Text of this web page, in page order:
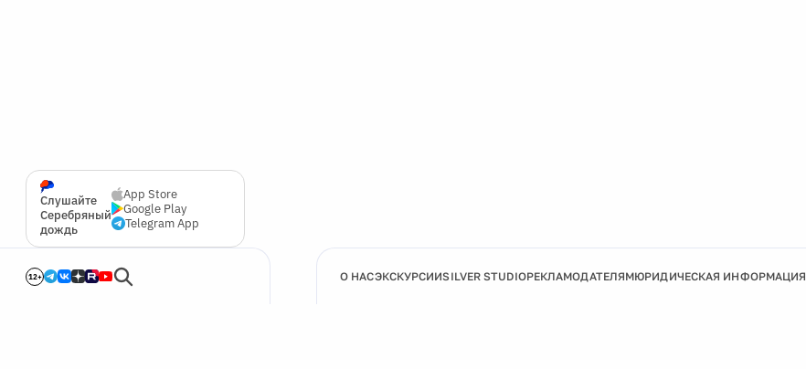
Слушайте
Серебряный
дождь
App Store
Google Play
Telegram App
12+ О НАСЭКСКУРСИИSILVER STUDIOРЕКЛАМОДАТЕЛЯМЮРИДИЧЕСКАЯ ИНФОРМАЦИЯ